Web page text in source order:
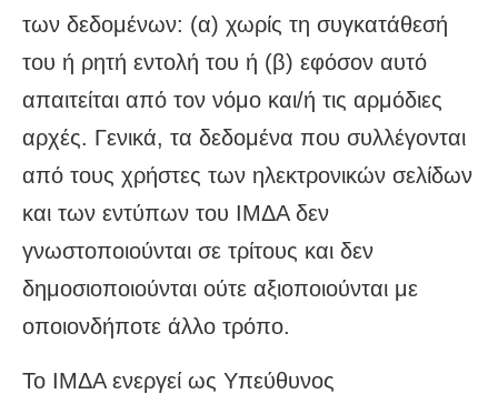
των δεδομένων: (α) χωρίς τη συγκατάθεσή
του ή ρητή εντολή του ή (β) εφόσον αυτό
απαιτείται από τον νόμο και/ή τις αρμόδιες
αρχές. Γενικά, τα δεδομένα που συλλέγονται
από τους χρήστες των ηλεκτρονικών σελίδων
και των εντύπων του ΙΜΔΑ δεν
γνωστοποιούνται σε τρίτους και δεν
δημοσιοποιούνται ούτε αξιοποιούνται με
οποιονδήποτε άλλο τρόπο.
Το ΙΜΔΑ ενεργεί ως Υπεύθυνος